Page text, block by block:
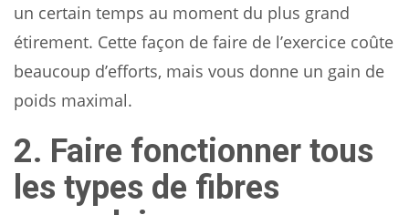
un certain temps au moment du plus grand
étirement. Cette façon de faire de l’exercice coûte
beaucoup d’efforts, mais vous donne un gain de
poids maximal.
2. Faire fonctionner tous
les types de fibres